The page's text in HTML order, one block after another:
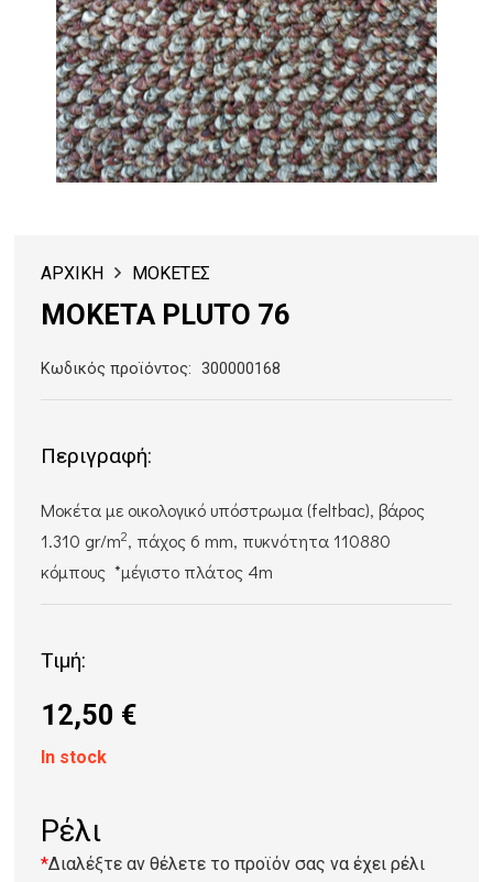
ΑΡΧΙΚΗ ΜΟΚΕΤΕΣ
ΜΟΚΕΤΑ PLUTO 76
Κωδικός προϊόντος: 300000168
Περιγραφή:
Μοκέτα με οικολογικό υπόστρωμα (feltbac), βάρος
1.310 gr/m2, πάχος 6 mm, πυκνότητα 110880
κόμπους *μέγιστο πλάτος 4m
Τιμή:
12,50 €
In stock
Ρέλι
*Διαλέξτε αν θέλετε το προϊόν σας να έχει ρέλι